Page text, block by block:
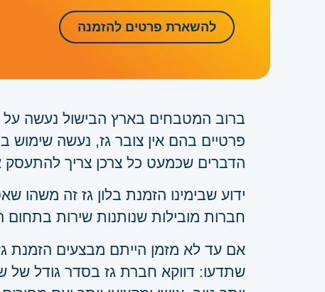
להשארת פרטים להזמנה
ברוב המטבחים בארץ הבישול נעשה על
פרטיים בהם אין צובר גז, נעשה שימוש
הדברים שכמעט כל צרכן צריך להתעסק
ידוע שבימינו הזמנת בלון גז זה
חברות מובילות שנותנות שירות בתחום
אם עד לא מזמן הייתם מבצעים הזמנת
שתדעו: דווקא חברת גז בסדר גודל של